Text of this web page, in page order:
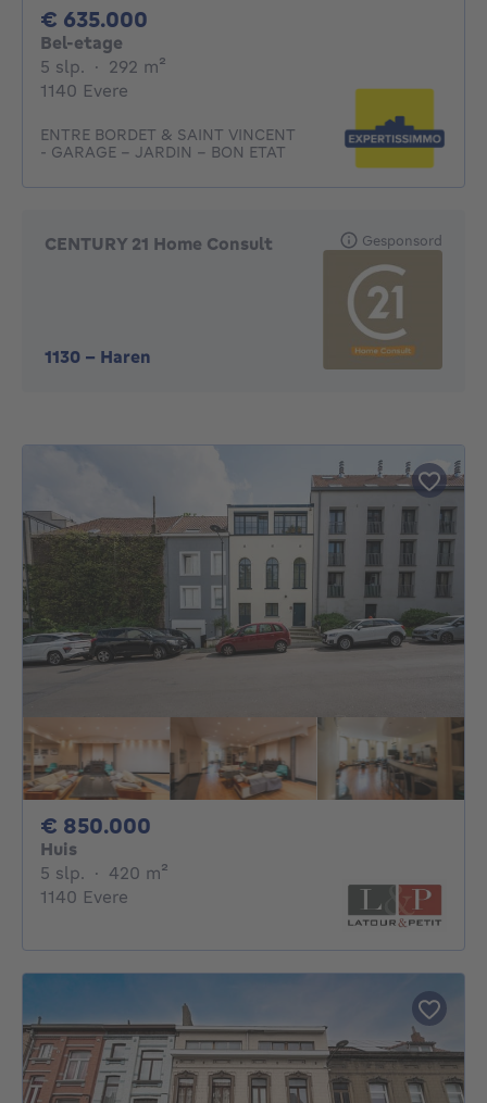
€ 635.000
Bel-etage
5 slp. 5 slaapkamers
· 292 m²
1140 Evere
ENTRE BORDET & SAINT VINCENT
- GARAGE - JARDIN - BON ETAT
CENTURY 21 Home Consult
1130 - Haren
Gesponsord
€ 850.000
Huis
5 slp. 5 slaapkamers
· 420 m²
1140 Evere